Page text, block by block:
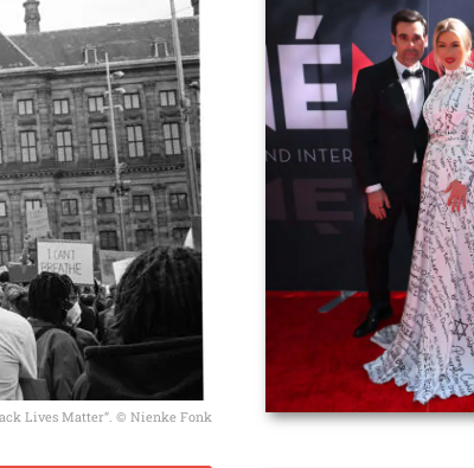
Lives Matter“. © Nienke Fonk